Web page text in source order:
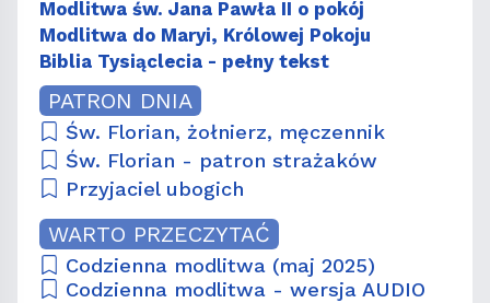
Modlitwa św. Jana Pawła II o pokój
Modlitwa do Maryi, Królowej Pokoju
Biblia Tysiąclecia - pełny tekst
PATRON DNIA
Św. Florian, żołnierz, męczennik
Św. Florian - patron strażaków
Przyjaciel ubogich
WARTO PRZECZYTAĆ
Codzienna modlitwa (maj 2025)
Codzienna modlitwa - wersja AUDIO